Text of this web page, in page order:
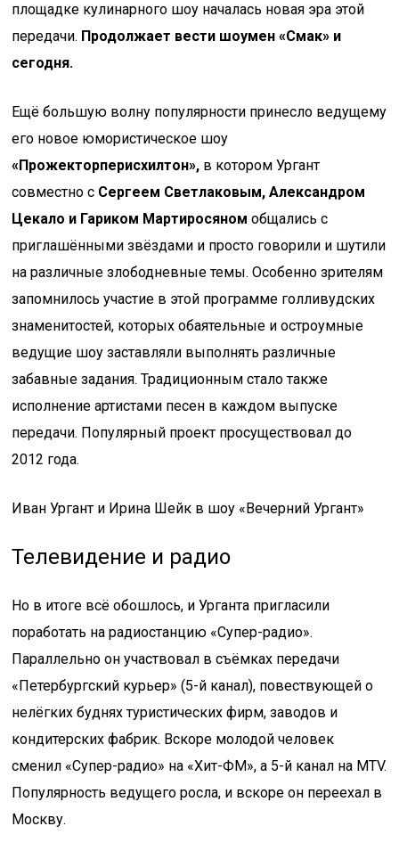
площадке кулинарного шоу началась новая эра этой
передачи. Продолжает вести шоумен «Смак» и
сегодня.
Ещё большую волну популярности принесло ведущему
его новое юмористическое шоу
«Прожекторперисхилтон», в котором Ургант
совместно с Сергеем Светлаковым, Александром
Цекало и Гариком Мартиросяном общались с
приглашёнными звёздами и просто говорили и шутили
на различные злободневные темы. Особенно зрителям
запомнилось участие в этой программе голливудских
знаменитостей, которых обаятельные и остроумные
ведущие шоу заставляли выполнять различные
забавные задания. Традиционным стало также
исполнение артистами песен в каждом выпуске
передачи. Популярный проект просуществовал до
2012 года.
Иван Ургант и Ирина Шейк в шоу «Вечерний Ургант»
Телевидение и радио
Но в итоге всё обошлось, и Урганта пригласили
поработать на радиостанцию «Супер-радио».
Параллельно он участвовал в съёмках передачи
«Петербургский курьер» (5-й канал), повествующей о
нелёгких буднях туристических фирм, заводов и
кондитерских фабрик. Вскоре молодой человек
сменил «Супер-радио» на «Хит-ФМ», а 5-й канал на MTV.
Популярность ведущего росла, и вскоре он переехал в
Москву.